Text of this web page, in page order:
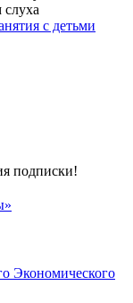
с детьми
подписки!
Экономического